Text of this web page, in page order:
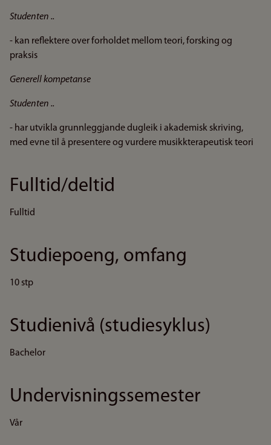
Studenten ..
- kan reflektere over forholdet mellom teori, forsking og
praksis
Generell kompetanse
Studenten ..
- har utvikla grunnleggjande dugleik i akademisk skriving,
med evne til å presentere og vurdere musikkterapeutisk teori
Fulltid/deltid
Fulltid
Studiepoeng, omfang
10 stp
Studienivå (studiesyklus)
Bachelor
Undervisningssemester
Vår